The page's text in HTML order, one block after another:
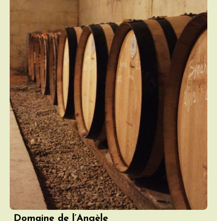
Domaine de l’Angèle